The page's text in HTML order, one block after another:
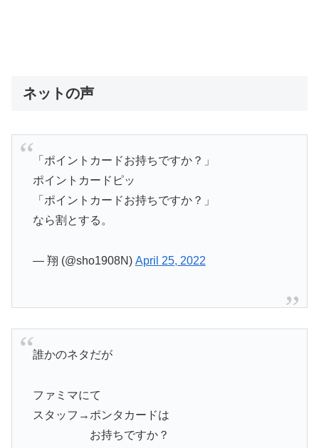
ネットの声
「ポイントカードお持ちですか？」
ポイントカードピッ
「ポイントカードお持ちですか？」
なら割とする。
— 翔 (@sho1908N) April 25, 2022
誰かのネタだが
ファミマにて
スタッフ→ポンタカードは
お持ちですか？